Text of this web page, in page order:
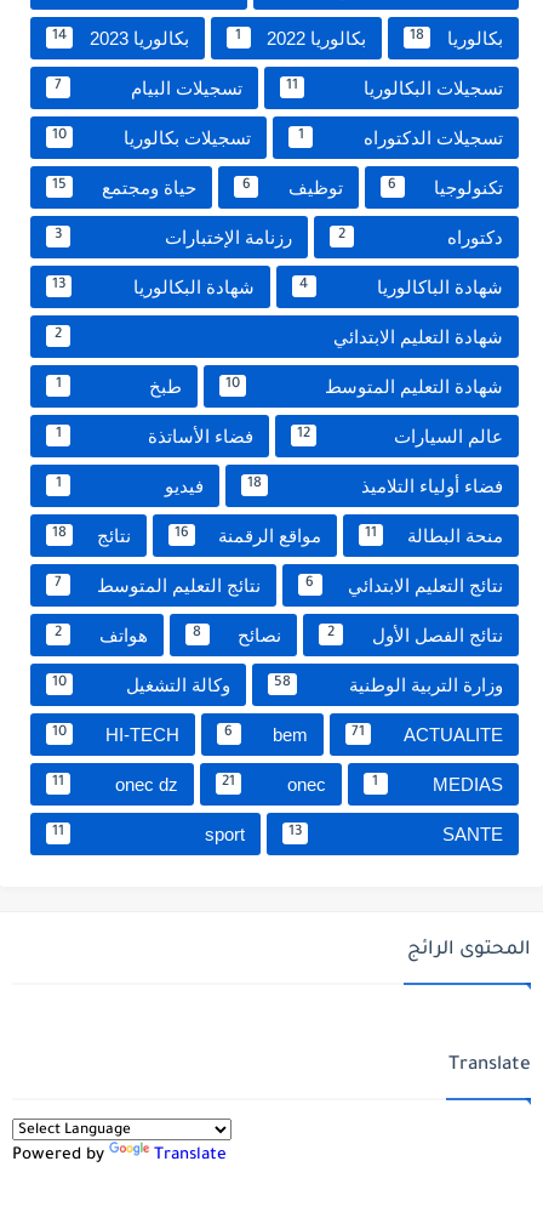
بكالوريا 18 بكالوريا 2022 1 بكالوريا 2023 14
تسجيلات البكالوريا 11 تسجيلات البيام 7
تسجيلات الدكتوراه 1 تسجيلات بكالوريا 10
تكنولوجيا 6 توظيف 6 حياة ومجتمع 15
دكتوراه 2 رزنامة الإختبارات 3
شهادة الباكالوريا 4 شهادة البكالوريا 13
شهادة التعليم الابتدائي 2
شهادة التعليم المتوسط 10 طبخ 1
عالم السيارات 12 فضاء الأساتذة 1
فضاء أولياء التلاميذ 18 فيديو 1
منحة البطالة 11 مواقع الرقمنة 16 نتائج 18
نتائج التعليم الابتدائي 6 نتائج التعليم المتوسط 7
نتائج الفصل الأول 2 نصائح 8 هواتف 2
وزارة التربية الوطنية 58 وكالة التشغيل 10
ACTUALITE
71
bem
6
HI-TECH
10
MEDIAS
1
onec
21
onec dz
11
SANTE
13
sport
11
المحتوى الرائج
Translate
Powered by Translate